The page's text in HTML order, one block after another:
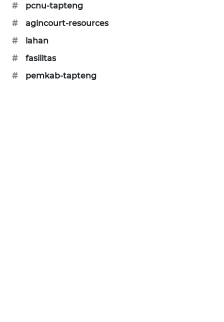
#
pcnu-tapteng
#
agincourt-resources
#
lahan
#
fasilitas
#
pemkab-tapteng
BERAMPU
ANUGERAH
NEWS